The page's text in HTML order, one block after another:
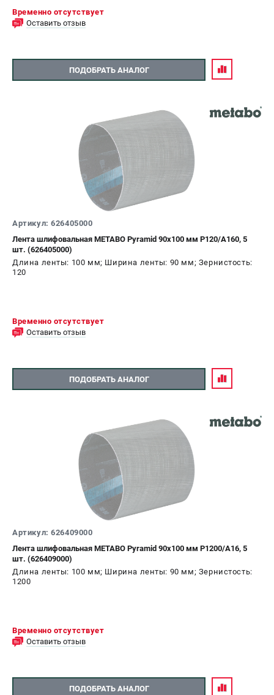
Временно отсутствует
Оставить отзыв
ПОДОБРАТЬ АНАЛОГ
Артикул: 626405000
Лента шлифовальная METABO Pyramid 90x100 мм P120/A160, 5
шт. (626405000)
Длина ленты: 100 мм; Ширина ленты: 90 мм; Зернистость:
120
Временно отсутствует
Оставить отзыв
ПОДОБРАТЬ АНАЛОГ
Артикул: 626409000
Лента шлифовальная METABO Pyramid 90x100 мм P1200/A16, 5
шт. (626409000)
Длина ленты: 100 мм; Ширина ленты: 90 мм; Зернистость:
1200
Временно отсутствует
Оставить отзыв
ПОДОБРАТЬ АНАЛОГ